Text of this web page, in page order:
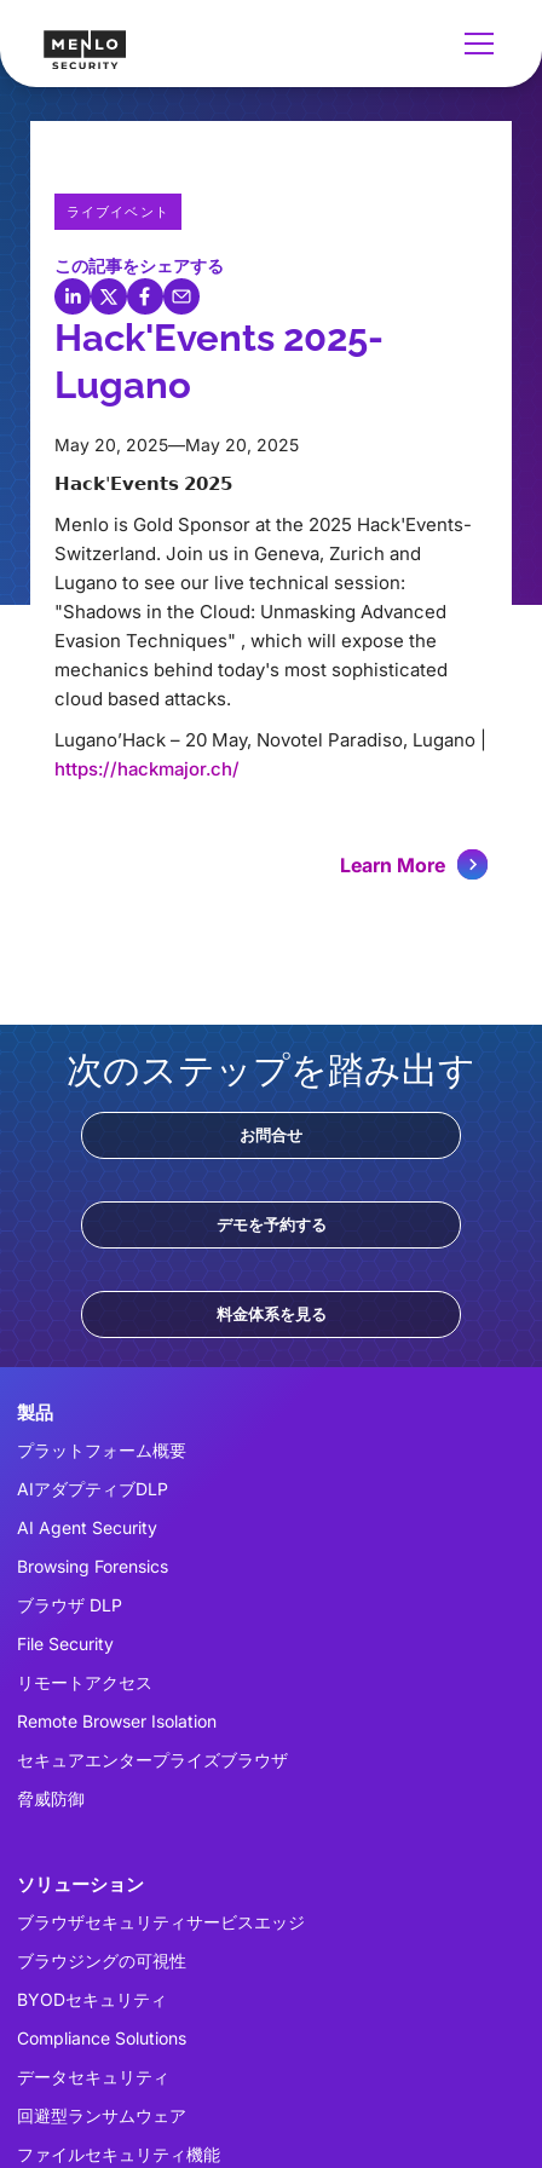
ライブイベント
この記事をシェアする
Hack'Events 2025-
Lugano
May 20, 2025—May 20, 2025
𝗛𝗮𝗰𝗸'𝗘𝘃𝗲𝗻𝘁𝘀 𝟮𝟬𝟮𝟱
Menlo is Gold Sponsor at the 2025 Hack'Events-
Switzerland. Join us in Geneva, Zurich and
Lugano to see our live technical session:
"Shadows in the Cloud: Unmasking Advanced
Evasion Techniques" , which will expose the
mechanics behind today's most sophisticated
cloud based attacks.
Lugano’Hack – 20 May, Novotel Paradiso, Lugano |
https://hackmajor.ch/
Learn More
次のステップを踏み出す
お問合せ
デモを予約する
料金体系を見る
製品
プラットフォーム概要
AIアダプティブDLP
AI Agent Security
Browsing Forensics
ブラウザ DLP
File Security
リモートアクセス
Remote Browser Isolation
セキュアエンタープライズブラウザ
脅威防御
ソリューション
ブラウザセキュリティサービスエッジ
ブラウジングの可視性
BYODセキュリティ
Compliance Solutions
データセキュリティ
回避型ランサムウェア
ファイルセキュリティ機能